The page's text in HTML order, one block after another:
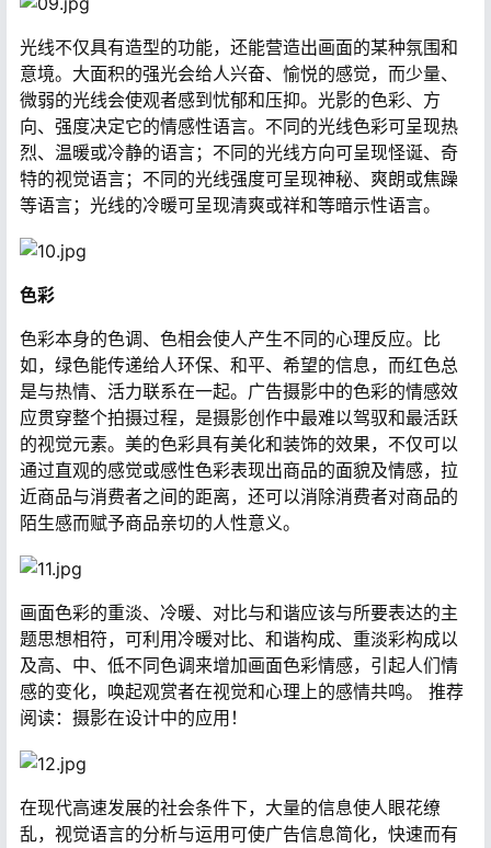
光线不仅具有造型的功能，还能营造出画面的某种氛围和
意境。大面积的强光会给人兴奋、愉悦的感觉，而少量、
微弱的光线会使观者感到忧郁和压抑。光影的色彩、方
向、强度决定它的情感性语言。不同的光线色彩可呈现热
烈、温暖或冷静的语言；不同的光线方向可呈现怪诞、奇
特的视觉语言；不同的光线强度可呈现神秘、爽朗或焦躁
等语言；光线的冷暖可呈现清爽或祥和等暗示性语言。
色彩
色彩本身的色调、色相会使人产生不同的心理反应。比
如，绿色能传递给人环保、和平、希望的信息，而红色总
是与热情、活力联系在一起。广告摄影中的色彩的情感效
应贯穿整个拍摄过程，是摄影创作中最难以驾驭和最活跃
的视觉元素。美的色彩具有美化和装饰的效果，不仅可以
通过直观的感觉或感性色彩表现出商品的面貌及情感，拉
近商品与消费者之间的距离，还可以消除消费者对商品的
陌生感而赋予商品亲切的人性意义。
画面色彩的重淡、冷暖、对比与和谐应该与所要表达的主
题思想相符，可利用冷暖对比、和谐构成、重淡彩构成以
及高、中、低不同色调来增加画面色彩情感，引起人们情
感的变化，唤起观赏者在视觉和心理上的感情共鸣。 推荐
阅读：摄影在设计中的应用！
在现代高速发展的社会条件下，大量的信息使人眼花缭
乱，视觉语言的分析与运用可使广告信息简化，快速而有